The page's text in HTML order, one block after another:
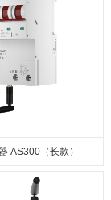
AS300（长款）